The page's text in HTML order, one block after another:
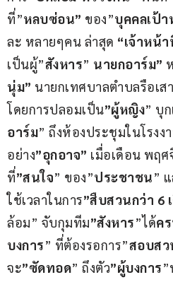
ที่”หลบซ่อน” ของ”บุคคลเป้า
ละ หลายๆคน ล่าสุด “เจ้าหน้า
เป็นผู้”สังหาร” นายกอาร์ม”
นุ่ม” นายกเทศบาลตำบลรือเส
โดยการปลอมเป็น”ผู้หญิง” บุ
อาร์ม” ถึงห้องประชุมในโรงง
อย่าง”อุกอาจ” เมื่อเดือน พฤ
ที่”สนใจ” ของ”ประชาชน”
ใช้เวลาในการ”สืบสวนกว่า 6
ล้อม” จับกุมทีม”สังหาร”ได้ค
บงการ” ที่ต้องรอการ”สอบสว
จะ”ซัดทอด” ถึงตัว”ผู้บงการ